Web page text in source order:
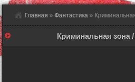
Главная »Фантастика »
Криминальная зона